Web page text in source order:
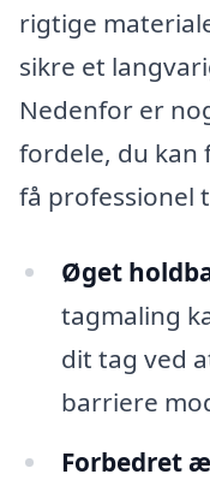
rigtige
sikre et
Nedenfor er
fordele, du
få professionel
Øget
tagmaling
dit tag ved
barriere
Forbedret